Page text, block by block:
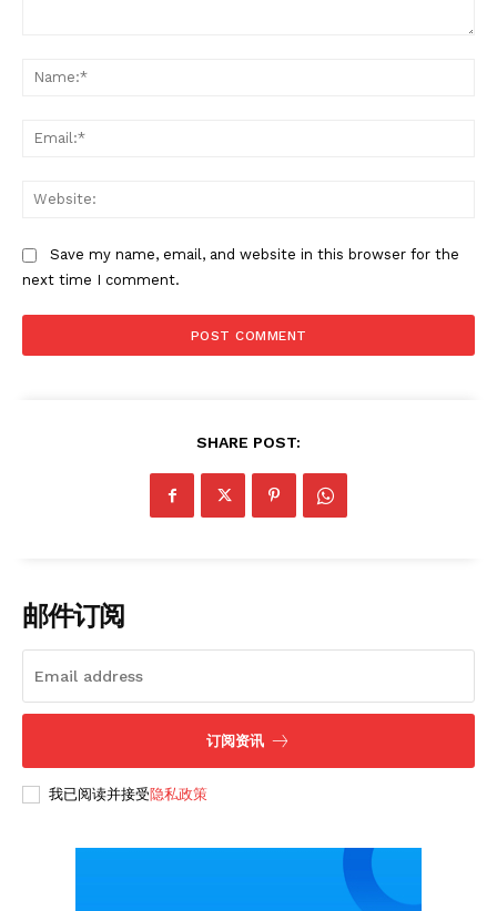
Save my name, email, and website in this browser for the
next time I comment.
SHARE POST:
邮件订阅
订阅资讯
我已阅读并接受隐私政策